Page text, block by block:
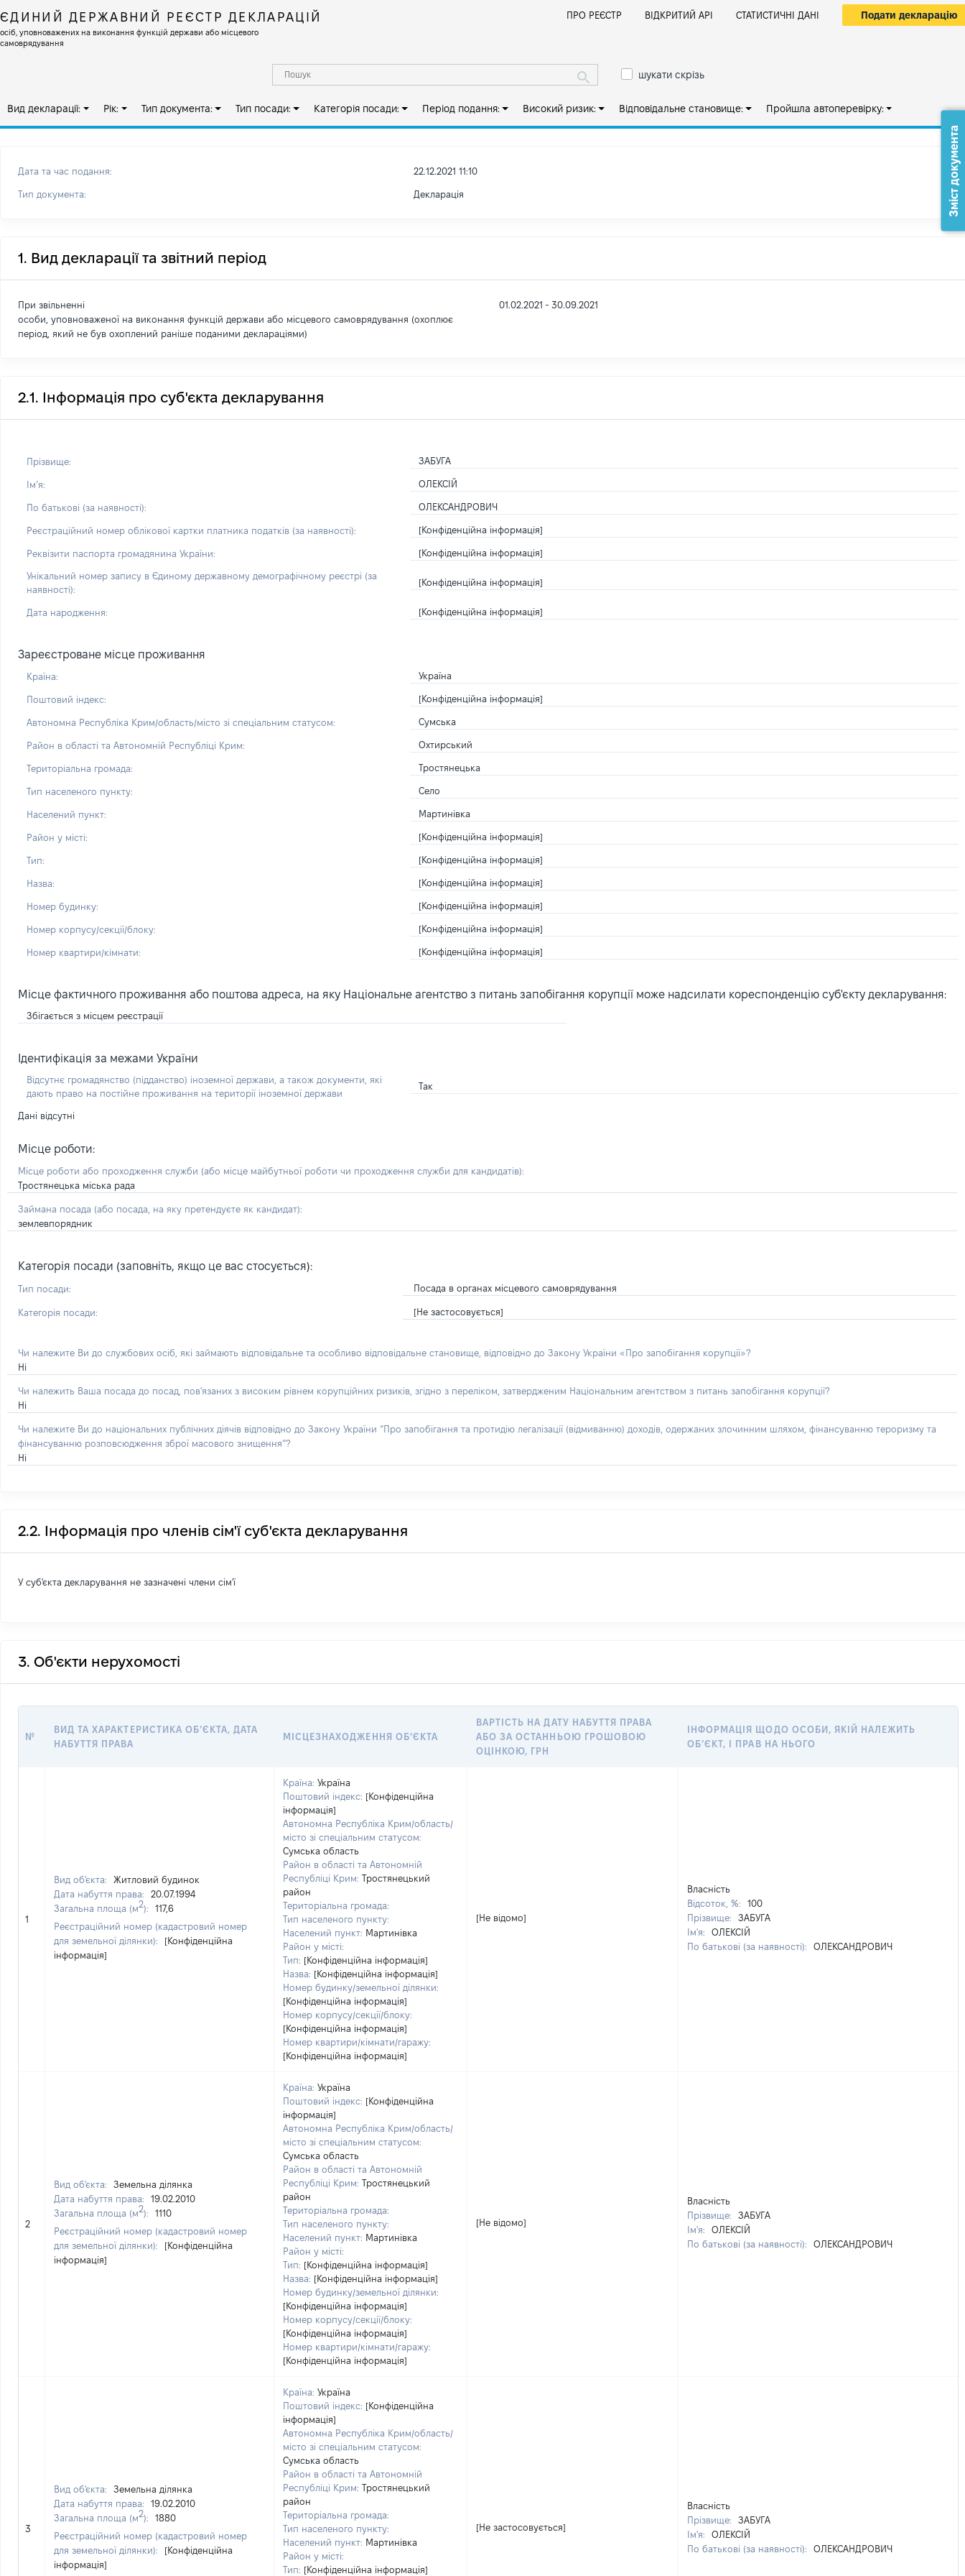
ЄДИНИЙ ДЕРЖАВНИЙ РЕЄСТР ДЕКЛАРАЦІЙ
осіб, уповноважених на виконання функцій держави або місцевого
самоврядування
ПРО РЕЄСТР ВІДКРИТИЙ АРІ СТАТИСТИЧНІ ДАНІ Подати декларацію
шукати скрізь
Вид декларації: Рік: Тип документа: Тип посади: Категорія посади: Період подання: Високий ризик: Відповідальне становище: Пройшла автоперевірку:
Дата та час подання: 22.12.2021 11:10
Тип документа: Декларація
1. Вид декларації та звітний період
При звільненні
особи, уповноваженої на виконання функцій держави або місцевого самоврядування (охоплює
період, який не був охоплений раніше поданими деклараціями)
01.02.2021 - 30.09.2021
2.1. Інформація про суб'єкта декларування
Прізвище: ЗАБУГА
Імʼя: ОЛЕКСІЙ
По батькові (за наявності): ОЛЕКСАНДРОВИЧ
Реєстраційний номер облікової картки платника податків (за наявності): [Конфіденційна інформація]
Реквізити паспорта громадянина України: [Конфіденційна інформація]
Унікальний номер запису в Єдиному державному демографічному реєстрі (за
наявності):
[Конфіденційна інформація]
Дата народження: [Конфіденційна інформація]
Зареєстроване місце проживання
Країна: Україна
Поштовий індекс: [Конфіденційна інформація]
Автономна Республіка Крим/область/місто зі спеціальним статусом: Сумська
Район в області та Автономній Республіці Крим: Охтирський
Територіальна громада: Тростянецька
Тип населеного пункту: Село
Населений пункт: Мартинівка
Район у місті: [Конфіденційна інформація]
Тип: [Конфіденційна інформація]
Назва: [Конфіденційна інформація]
Номер будинку: [Конфіденційна інформація]
Номер корпусу/секції/блоку: [Конфіденційна інформація]
Номер квартири/кімнати: [Конфіденційна інформація]
Місце фактичного проживання або поштова адреса, на яку Національне агентство з питань запобігання корупції може надсилати кореспонденцію суб'єкту декларування:
Збігається з місцем реєстрації
Ідентифікація за межами України
Відсутнє громадянство (підданство) іноземної держави, а також документи, які
дають право на постійне проживання на території іноземної держави
Так
Дані відсутні
Місце роботи:
Місце роботи або проходження служби (або місце майбутньої роботи чи проходження служби для кандидатів):
Тростянецька міська рада
Займана посада (або посада, на яку претендуєте як кандидат):
землевпорядник
Категорія посади (заповніть, якщо це вас стосується):
Тип посади: Посада в органах місцевого самоврядування
Категорія посади: [Не застосовується]
Чи належите Ви до службових осіб, які займають відповідальне та особливо відповідальне становище, відповідно до Закону України «Про запобігання корупції»?
Ні
Чи належить Ваша посада до посад, пов'язаних з високим рівнем корупційних ризиків, згідно з переліком, затвердженим Національним агентством з питань запобігання корупції?
Ні
Чи належите Ви до національних публічних діячів відповідно до Закону України “Про запобігання та протидію легалізації (відмиванню) доходів, одержаних злочинним шляхом, фінансуванню тероризму та
фінансуванню розповсюдження зброї масового знищення”?
Ні
2.2. Інформація про членів сім'ї суб'єкта декларування
У суб'єкта декларування не зазначені члени сім'ї
3. Об'єкти нерухомості
№
ВИД ТА ХАРАКТЕРИСТИКА ОБʼЄКТА, ДАТА
НАБУТТЯ ПРАВА
МІСЦЕЗНАХОДЖЕННЯ ОБʼЄКТА
ВАРТІСТЬ НА ДАТУ НАБУТТЯ ПРАВА
АБО ЗА ОСТАННЬОЮ ГРОШОВОЮ
ОЦІНКОЮ, ГРН
ІНФОРМАЦІЯ ЩОДО ОСОБИ, ЯКІЙ НАЛЕЖИТЬ
ОБ’ЄКТ, І ПРАВ НА НЬОГО
1
Вид об'єкта:
Житловий будинок
Дата набуття права:
20.07.1994
Загальна площа (м2):
117,6
Реєстраційний номер (кадастровий номер
для земельної ділянки):
[Конфіденційна
інформація]
Країна: Україна
Поштовий індекс: [Конфіденційна
інформація]
Автономна Республіка Крим/область/
місто зі спеціальним статусом:
Сумська область
Район в області та Автономній
Республіці Крим: Тростянецький
район
Територіальна громада:
Тип населеного пункту:
Населений пункт: Мартинівка
Район у місті:
Тип: [Конфіденційна інформація]
Назва: [Конфіденційна інформація]
Номер будинку/земельної ділянки:
[Конфіденційна інформація]
Номер корпусу/секції/блоку:
[Конфіденційна інформація]
Номер квартири/кімнати/гаражу:
[Конфіденційна інформація]
[Не відомо]
Власність
Відсоток, %:
100
Прізвище:
ЗАБУГА
Ім'я:
ОЛЕКСІЙ
По батькові (за наявності):
ОЛЕКСАНДРОВИЧ
2
Вид об'єкта:
Земельна ділянка
Дата набуття права:
19.02.2010
Загальна площа (м2):
1110
Реєстраційний номер (кадастровий номер
для земельної ділянки):
[Конфіденційна
інформація]
Країна: Україна
Поштовий індекс: [Конфіденційна
інформація]
Автономна Республіка Крим/область/
місто зі спеціальним статусом:
Сумська область
Район в області та Автономній
Республіці Крим: Тростянецький
район
Територіальна громада:
Тип населеного пункту:
Населений пункт: Мартинівка
Район у місті:
Тип: [Конфіденційна інформація]
Назва: [Конфіденційна інформація]
Номер будинку/земельної ділянки:
[Конфіденційна інформація]
Номер корпусу/секції/блоку:
[Конфіденційна інформація]
Номер квартири/кімнати/гаражу:
[Конфіденційна інформація]
[Не відомо]
Власність
Прізвище:
ЗАБУГА
Ім'я:
ОЛЕКСІЙ
По батькові (за наявності):
ОЛЕКСАНДРОВИЧ
3
Вид об'єкта:
Земельна ділянка
Дата набуття права:
19.02.2010
Загальна площа (м2):
1880
Реєстраційний номер (кадастровий номер
для земельної ділянки):
[Конфіденційна
інформація]
Країна: Україна
Поштовий індекс: [Конфіденційна
інформація]
Автономна Республіка Крим/область/
місто зі спеціальним статусом:
Сумська область
Район в області та Автономній
Республіці Крим: Тростянецький
район
Територіальна громада:
Тип населеного пункту:
Населений пункт: Мартинівка
Район у місті:
Тип: [Конфіденційна інформація]
[Не застосовується]
Власність
Прізвище:
ЗАБУГА
Ім'я:
ОЛЕКСІЙ
По батькові (за наявності):
ОЛЕКСАНДРОВИЧ
Зміст документа